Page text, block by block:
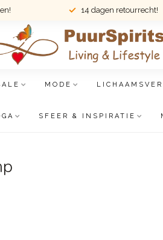
14 dagen retourrecht!
MODE
SFEER & INSPIRATIE